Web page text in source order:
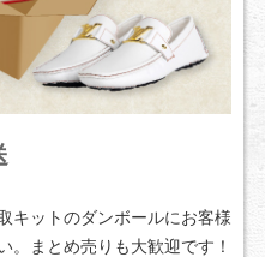
キットのダンボールにお客様
まとめ売りも大歓迎です！